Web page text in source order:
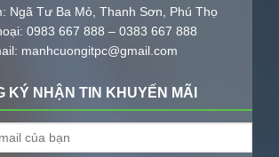
Ngã Tư Ba Mỏ, Thanh Sơn, Phú Thọ
0983 667 888 – 0383 667 888
manhcuongitpc@gmail.com
KÝ NHẬN TIN KHUYẾN MÃI